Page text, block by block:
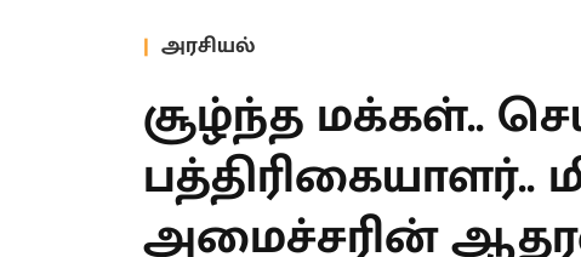
அரசியல்
சூழ்ந்த மக்கள்..
பத்திரிகையாளர்..
அமைச்சரின்